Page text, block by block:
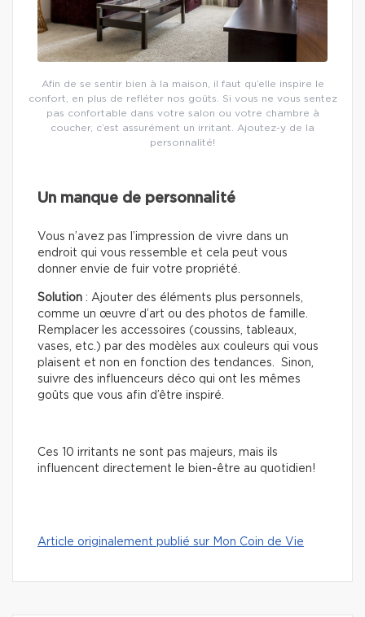
Afin de se sentir bien à la maison, il faut qu’elle inspire le
confort, en plus de refléter nos goûts. Si vous ne vous sentez
pas confortable dans votre salon ou votre chambre à
coucher, c’est assurément un irritant. Ajoutez-y de la
personnalité!
Un manque de personnalité
Vous n’avez pas l’impression de vivre dans un
endroit qui vous ressemble et cela peut vous
donner envie de fuir votre propriété.
Solution : Ajouter des éléments plus personnels,
comme un œuvre d’art ou des photos de famille.
Remplacer les accessoires (coussins, tableaux,
vases, etc.) par des modèles aux couleurs qui vous
plaisent et non en fonction des tendances. Sinon,
suivre des influenceurs déco qui ont les mêmes
goûts que vous afin d’être inspiré.
Ces 10 irritants ne sont pas majeurs, mais ils
influencent directement le bien-être au quotidien!
Article originalement publié sur Mon Coin de Vie